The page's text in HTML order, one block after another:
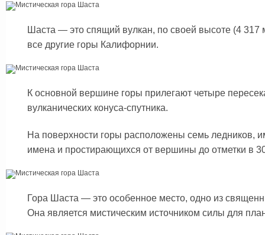
Шаста — это спящий вулкан, по своей высоте (4 317
все другие горы Калифорнии.
К основной вершине горы прилегают четыре
вулканических конуса-спутника.
На поверхности горы расположены семь ледников,
имена и простирающихся от вершины до отметки в
Гора Шаста — это особенное место, одно из
Она является мистическим источником силы для